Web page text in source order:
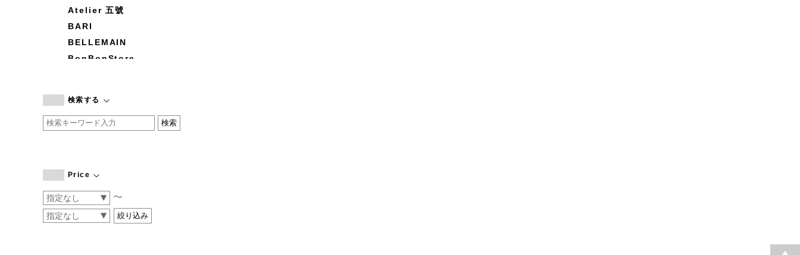
Atelier 五號
BARI
BELLEMAIN
BonBonStore
by basics
CATWORTH
COGTHEBIGSMOKE
CONVERSE
DEAN & DELUCA
検索する
Price
〜